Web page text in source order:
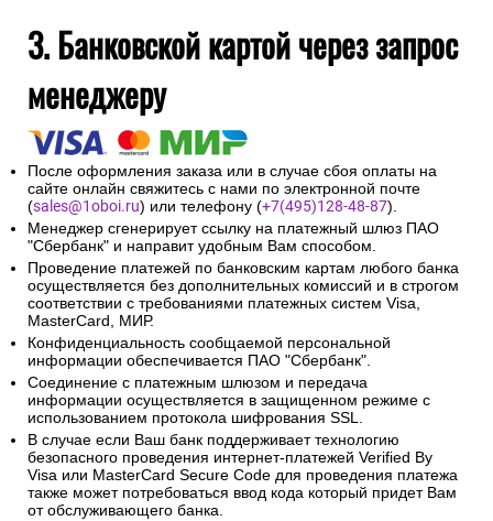
3. Банковской картой через запрос
менеджеру
После оформления заказа или в случае сбоя оплаты на
сайте онлайн свяжитесь с нами по электронной почте
(sales@1oboi.ru) или телефону (+7(495)128-48-87).
Менеджер сгенерирует ссылку на платежный шлюз ПАО
"Сбербанк" и направит удобным Вам способом.
Проведение платежей по банковским картам любого банка
осуществляется без дополнительных комиссий и в строгом
соответствии с требованиями платежных систем Visa,
MasterCard, МИР.
Конфиденциальность сообщаемой персональной
информации обеспечивается ПАО "Сбербанк".
Соединение с платежным шлюзом и передача
информации осуществляется в защищенном режиме с
использованием протокола шифрования SSL.
В случае если Ваш банк поддерживает технологию
безопасного проведения интернет-платежей Verified By
Visa или MasterCard Secure Code для проведения платежа
также может потребоваться ввод кода который придет Вам
от обслуживающего банка.